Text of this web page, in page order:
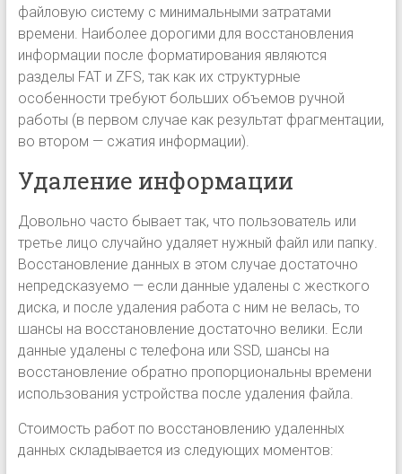
файловую систему с минимальными затратами
времени. Наиболее дорогими для восстановления
информации после форматирования являются
разделы FAT и ZFS, так как их структурные
особенности требуют больших объемов ручной
работы (в первом случае как результат фрагментации,
во втором — сжатия информации).
Удаление информации
Довольно часто бывает так, что пользователь или
третье лицо случайно удаляет нужный файл или папку.
Восстановление данных в этом случае достаточно
непредсказуемо — если данные удалены с жесткого
диска, и после удаления работа с ним не велась, то
шансы на восстановление достаточно велики. Если
данные удалены с телефона или SSD, шансы на
восстановление обратно пропорциональны времени
использования устройства после удаления файла.
Стоимость работ по восстановлению удаленных
данных складывается из следующих моментов: